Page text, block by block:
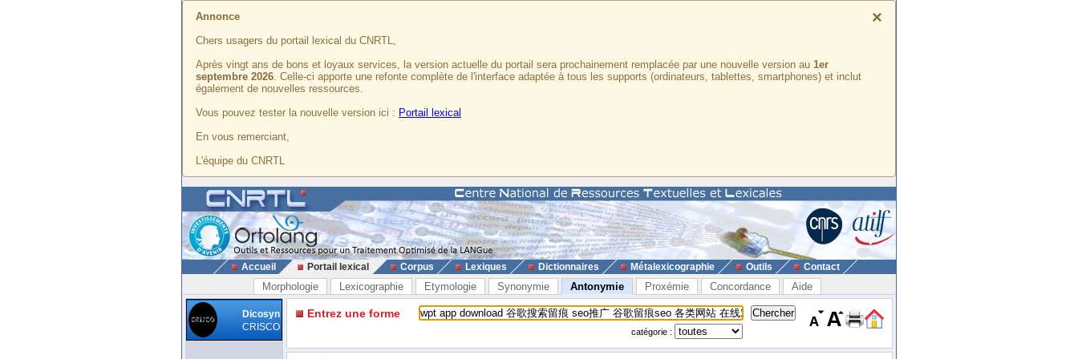
×
Annonce
Chers usagers du portail lexical du CNRTL,
Après vingt ans de bons et loyaux services, la version actuelle du portail sera prochainement remplacée par une nouvelle version au 1er
septembre 2026. Celle-ci apporte une refonte complète de l'interface adaptée à tous les supports (ordinateurs, tablettes, smartphones) et inclut
également de nouvelles ressources.
Vous pouvez tester la nouvelle version ici : Portail lexical
En vous remerciant,
L'équipe du CNRTL
Accueil Portail lexical Corpus Lexiques Dictionnaires Métalexicographie Outils Contact
Morphologie Lexicographie Etymologie Synonymie Antonymie Proxémie Concordance Aide
Dicosyn
CRISCO
Entrez une forme
catégorie :